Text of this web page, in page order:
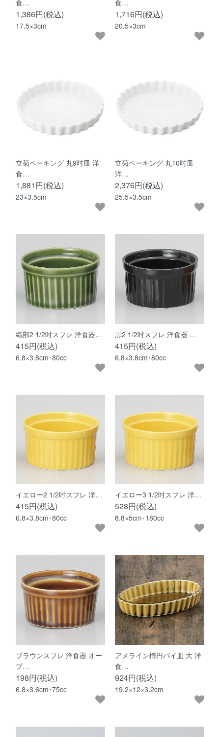
食…
1,386円(税込)
17.5×3cm
食…
1,716円(税込)
20.5×3cm
立菊ベーキング 丸9吋皿 洋
食…
1,881円(税込)
23×3.5cm
立菊ベーキング 丸10吋皿
洋…
2,376円(税込)
25.5×3.5cm
織部2 1/2吋スフレ 洋食器…
415円(税込)
6.8×3.8cm･80cc
黒2 1/2吋スフレ 洋食器 …
415円(税込)
6.8×3.8cm･80cc
イエロー2 1/2吋スフレ 洋…
415円(税込)
6.8×3.8cm･80cc
イエロー3 1/2吋スフレ 洋…
528円(税込)
8.8×5cm･180cc
ブラウンスフレ 洋食器 オー
ブ…
198円(税込)
6.8×3.6cm･75cc
アメライン楕円パイ皿 大 洋
食…
924円(税込)
19.2×12×3.2cm